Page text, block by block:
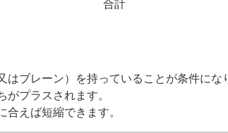
合計
ブレーン）を持っていることが条件にな
プラスされます。
えば短縮できます。